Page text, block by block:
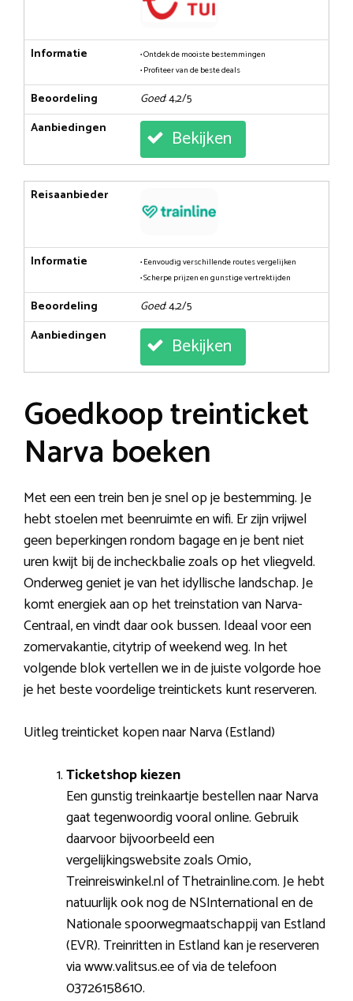
Informatie
• Ontdek de mooiste bestemmingen
• Profiteer van de beste deals
Beoordeling Goed: 4,2/5
Aanbiedingen
Bekijken
Reisaanbieder
Informatie
• Eenvoudig verschillende routes vergelijken
• Scherpe prijzen en gunstige vertrektijden
Beoordeling Goed: 4,2/5
Aanbiedingen
Bekijken
Goedkoop treinticket
Narva boeken
Met een een trein ben je snel op je bestemming. Je
hebt stoelen met beenruimte en wifi. Er zijn vrijwel
geen beperkingen rondom bagage en je bent niet
uren kwijt bij de incheckbalie zoals op het vliegveld.
Onderweg geniet je van het idyllische landschap. Je
komt energiek aan op het treinstation van Narva-
Centraal, en vindt daar ook bussen. Ideaal voor een
zomervakantie, citytrip of weekend weg. In het
volgende blok vertellen we in de juiste volgorde hoe
je het beste voordelige treintickets kunt reserveren.
Uitleg treinticket kopen naar Narva (Estland)
Ticketshop kiezen
Een gunstig treinkaartje bestellen naar Narva
gaat tegenwoordig vooral online. Gebruik
daarvoor bijvoorbeeld een
vergelijkingswebsite zoals Omio,
Treinreiswinkel.nl of Thetrainline.com. Je hebt
natuurlijk ook nog de NSInternational en de
Nationale spoorwegmaatschappij van Estland
(EVR). Treinritten in Estland kan je reserveren
via www.valitsus.ee of via de telefoon
03726158610.